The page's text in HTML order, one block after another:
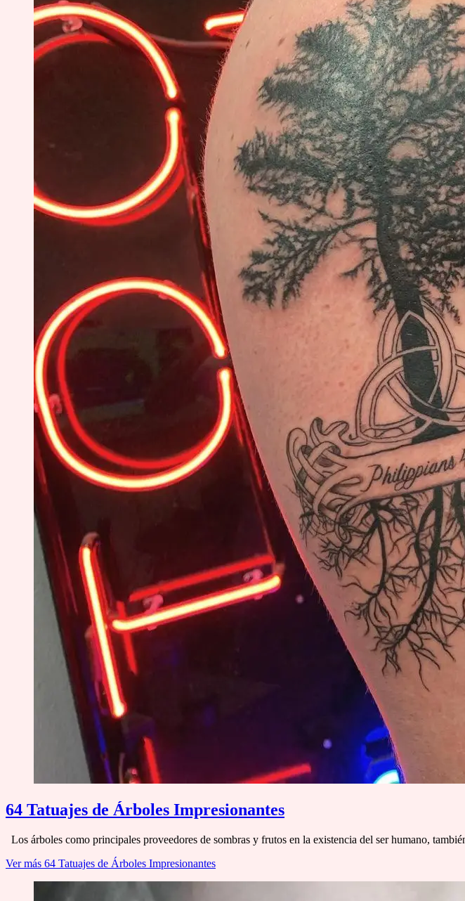
64 Tatuajes de Árboles Impresionantes
Los árboles como principales proveedores de sombras y frutos en la existencia del ser humano,
Ver más 64 Tatuajes de Árboles Impresionantes